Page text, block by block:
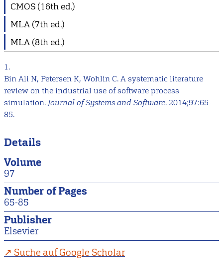
CMOS (16th ed.)
MLA (7th ed.)
MLA (8th ed.)
1.
Bin Ali N, Petersen K, Wohlin C. A systematic literature
review on the industrial use of software process
simulation. Journal of Systems and Software. 2014;97:65-
85.
Details
Volume
97
Number of Pages
65-85
Publisher
Elsevier
Suche auf Google Scholar